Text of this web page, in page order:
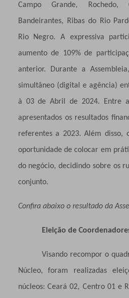
Campo Grande, Rochedo,
Bandeirantes, Ribas do Rio
Rio Negro. A expressiva
aumento de 109% de
anterior. Durante a
simultâneo (digital e agência)
à 03 de Abril de 2024. Entre
apresentados os resultados
referentes a 2023. Além disso,
oportunidade de colocar em
do negócio, decidindo sobre os
conjunto.
Confira abaixo o resultado da
Eleição de
Visando recompor o
Núcleo, foram realizadas
núcleos: Ceará 02, Centro 01 e